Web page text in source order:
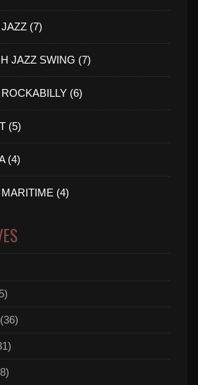
(7)
JAZZ SWING (7)
(6)
(5)
(4)
(4)
(36)